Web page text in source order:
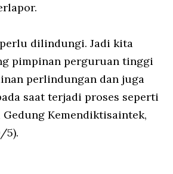
dilindungi. Jadi kita
pimpinan perguruan tinggi
perlindungan dan juga
saat terjadi proses seperti
Gedung Kemendiktisaintek,
5).